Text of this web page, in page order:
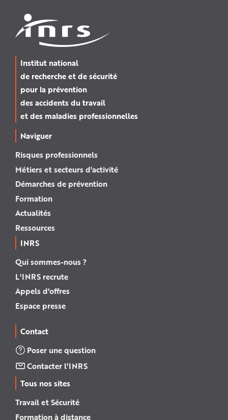
Institut national
de recherche et de sécurité
pour la prévention
des accidents du travail
et des maladies professionnelles
Naviguer
Risques professionnels
Métiers et secteurs d'activité
Démarches de prévention
Formation
Actualités
Ressources
INRS
Qui sommes-nous ?
L'INRS recrute
Appels d'offres
Espace presse
Contact
Poser une question
Contacter l'INRS
Tous nos sites
Travail et Sécurité
Formation à distance